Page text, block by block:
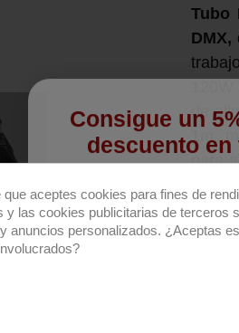
Tubo
DMX,
de
1m,
para
que aceptes cookies para fines de
y las cookies publicitarias de terceros
anuncios personalizados. ¿Aceptas
Consigue un
descuento en
primera
Regístrate para recibir el
Email